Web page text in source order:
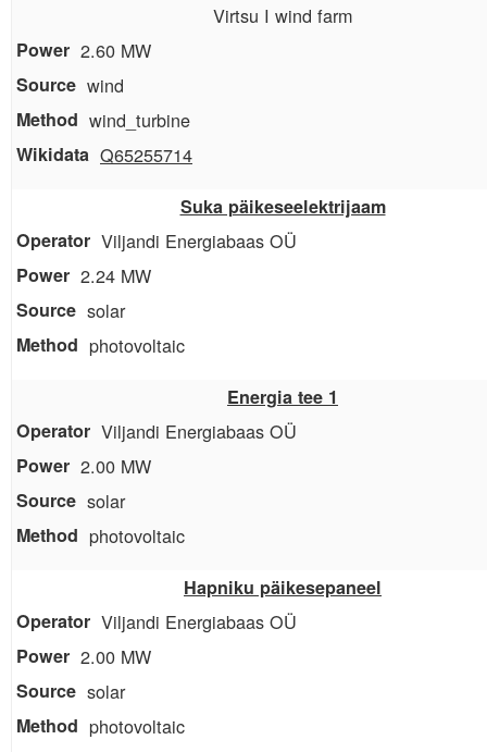
Virtsu I wind farm
2.60 MW
wind
wind_turbine
Q65255714
Suka päikeseelektrijaam
Viljandi Energiabaas OÜ
2.24 MW
solar
photovoltaic
Energia tee 1
Viljandi Energiabaas OÜ
2.00 MW
solar
photovoltaic
Hapniku päikesepaneel
Viljandi Energiabaas OÜ
2.00 MW
solar
photovoltaic